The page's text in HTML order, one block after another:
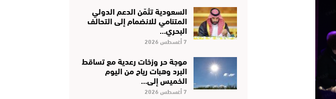
السعودية تثمّن الدعم الدولي
المتنامي للانضمام إلى التحالف
البحري…
7 أغسطس 2026
موجة حر وزخات رعدية مع تساقط
البرد وهبات رياح من اليوم
الخميس إلى…
7 أغسطس 2026